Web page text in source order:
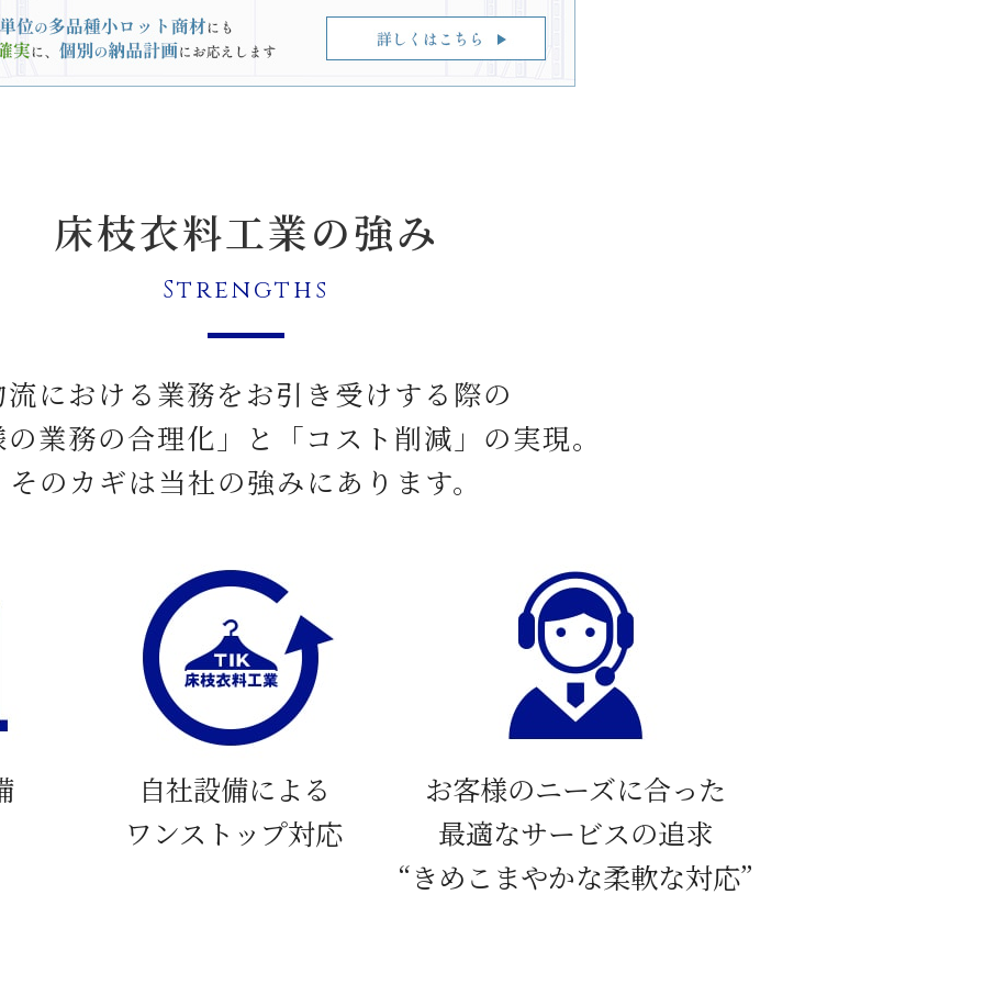
床枝衣料工業の強み
Strengths
流における業務をお引き受けする際の
業務の合理化」と「コスト削減」の実現。
そのカギは当社の強みにあります。
自社設備による
ワンストップ対応
お客様のニーズに合った
最適なサービスの追求
“きめこまやかな柔軟な対応”